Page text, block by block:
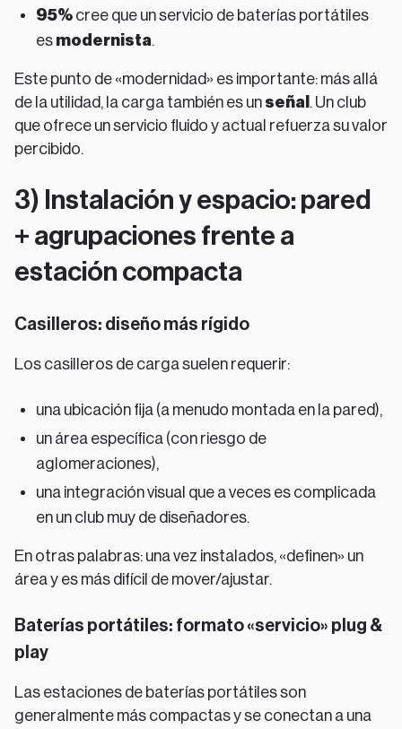
95% cree que un servicio de baterías portátiles
es modernista.
Este punto de «modernidad» es importante: más allá
de la utilidad, la carga también es un señal . Un club
que ofrece un servicio fluido y actual refuerza su valor
percibido.
3) Instalación y espacio: pared
+ agrupaciones frente a
estación compacta
Casilleros: diseño más rígido
Los casilleros de carga suelen requerir:
una ubicación fija (a menudo montada en la pared),
un área específica (con riesgo de
aglomeraciones),
una integración visual que a veces es complicada
en un club muy de diseñadores.
En otras palabras: una vez instalados, «definen» un
área y es más difícil de mover/ajustar.
Baterías portátiles: formato «servicio» plug &
play
Las estaciones de baterías portátiles son
generalmente más compactas y se conectan a una